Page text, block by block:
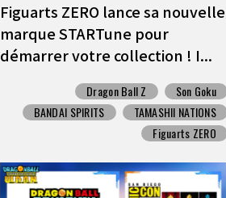
Figuarts ZERO lance sa nouvelle
marque STARTune pour
démarrer votre collection ! I...
Dragon Ball Z
Son Goku
BANDAI SPIRITS
TAMASHII NATIONS
Figuarts ZERO